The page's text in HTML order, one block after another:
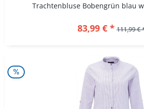
Trachtenbluse Bobengrün blau
83,99 € * 111,99 €